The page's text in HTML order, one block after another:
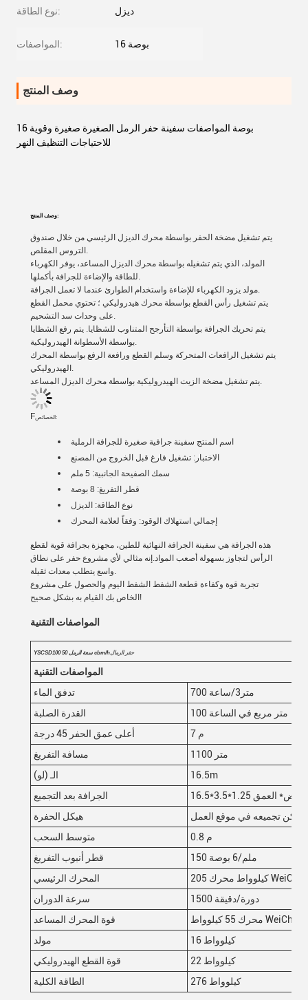
نوع الطاقة: ديزل
المواصفات: 16 بوصة
وصف المنتج
16 بوصة المواصفات سفينة حفر الرمل الصغيرة صغيرة وقوية
للاحتياجات التنظيف النهر
وصف المنتج:
يتم تشغيل مضخة الحفر بواسطة محرك الديزل الرئيسي من خلال صندوق
التروس المقلص.
المولد، الذي يتم تشغيله بواسطة محرك الديزل المساعد، يوفر الكهرباء
للطاقة والإضاءة للجرافة بأكملها.
مولد يزود الكهرباء للإضاءة واستخدام الطوارئ عندما لا تعمل الجرافة.
يتم تشغيل رأس القطع بواسطة محرك هيدروليكي ؛ تحتوي محمل القطع
على وحدات سد التشحيم.
يتم تحريك الجرافة بواسطة التأرجح المتناوب للشظايا. يتم رفع الشظايا
بواسطة الأسطوانة الهيدروليكية.
يتم تشغيل الرافعات المتحركة وسلم القطع ورافعة الرفع بواسطة المحرك
الهيدروليكي.
يتم تشغيل مضخة الزيت الهيدروليكية بواسطة محرك الديزل المساعد.
F الخصائص:
اسم المنتج سفينة جرافية صغيرة للجرافة الرملية
الاختبار: تشغيل فارغ قبل الخروج من المصنع
سمك الصفيحة الجانبية: 5 ملم
قطر التفريغ: 8 بوصة
نوع الطاقة: الديزل
إجمالي استهلاك الوقود: وفقاً لعلامة المحرك
هذه الجرافة هي سفينة الجرافة النهائية للطين، مجهزة بجرافة قوية لقطع
الرأس لتجاوز بسهولة أصعب المواد.إنه مثالي لأي مشروع حفر على نطاق
واسع يتطلب معدات ثقيلة.
تجربة قوة وكفاءة قطعة الشفط الشفط اليوم والحصول على مشروع
الخاص بك القيام به بشكل صحيح!
المواصفات التقنية
YSCSD100 سعة الرمل 50 cbm/hحفر الرمال
المواصفات التقنية
تدفق الماء
700 متر3/ساعة
القدرة الصلبة
100 متر مربع في الساعة
أعلى عمق الحفر 45 درجة
7 م
مسافة التفريغ
1100 متر
الـ (لو)
16.5m
الجرافة بعد التجميع
العمق
هيكل الحفرة
ويمكن تجميعه في موقع العمل
متوسط السحب
0.8 م
قطر أنبوب التفريغ
150 ملم/6 بوصة
المحرك الرئيسي
205 كيلوواط محرك WeiChai
سرعة الدوران
1500 دورة/دقيقة
قوة المحرك المساعد
محرك 55 كيلوواط WeiChai
مولد
16 كيلوواط
قوة القطع الهيدروليكي
22 كيلوواط
الطاقة الكلية
276 كيلوواط